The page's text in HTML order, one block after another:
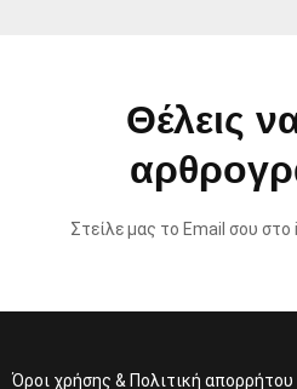
Θέλεις
Στείλε μας το Email σου
Όροι χρήσης & Πολιτική απορρήτου